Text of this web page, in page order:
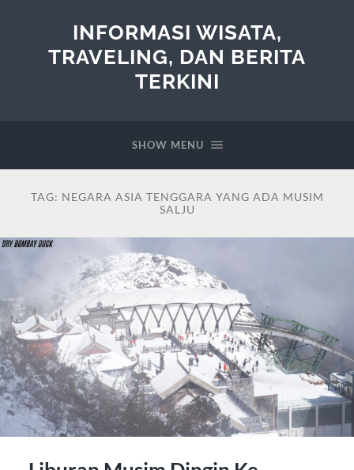
INFORMASI WISATA,
TRAVELING, DAN BERITA
TERKINI
SHOW MENU
TAG: NEGARA ASIA TENGGARA YANG ADA MUSIM
SALJU